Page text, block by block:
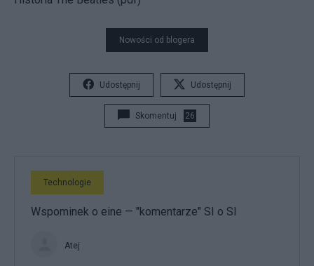
Nowości od blogera
Udostępnij Udostępnij
Skomentuj 26
Technologie
Wspominek o eine — "komentarze" SI o SI
Atej